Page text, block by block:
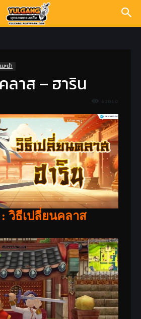
นะนำ
ลาส – ฮาริน
63860
วิธีเปลี่ยนคลาส